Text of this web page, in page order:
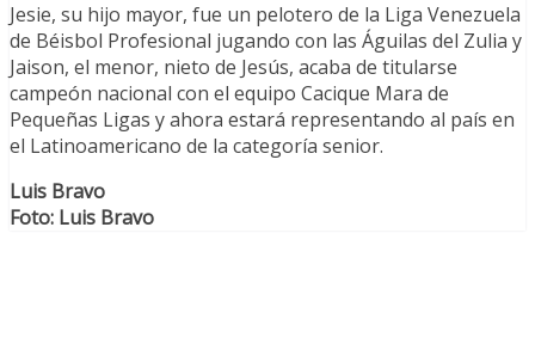
Jesie, su hijo mayor, fue un pelotero de la Liga Venezuela
de Béisbol Profesional jugando con las Águilas del Zulia y
Jaison, el menor, nieto de Jesús, acaba de titularse
campeón nacional con el equipo Cacique Mara de
Pequeñas Ligas y ahora estará representando al país en
el Latinoamericano de la categoría senior.
Luis Bravo
Foto: Luis Bravo